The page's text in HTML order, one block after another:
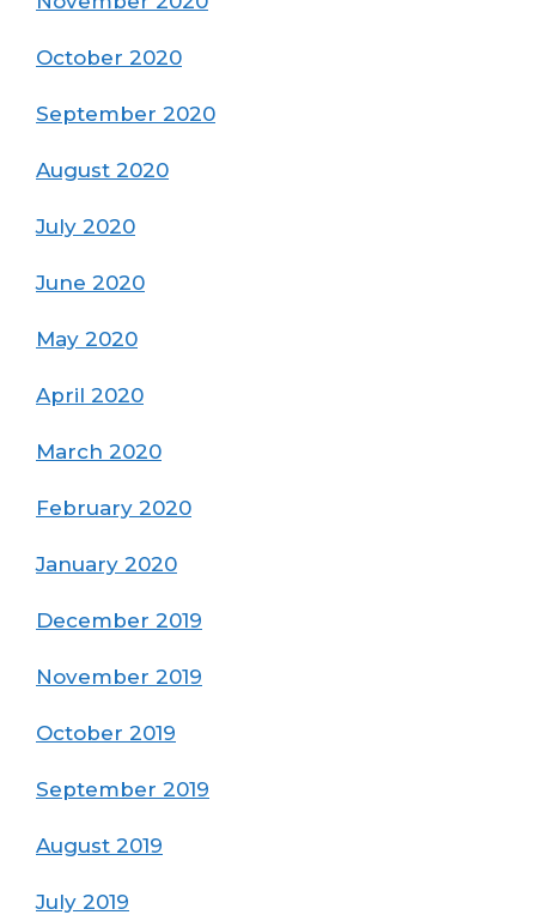
October 2020
September 2020
August 2020
July 2020
June 2020
May 2020
April 2020
March 2020
February 2020
January 2020
December 2019
November 2019
October 2019
September 2019
August 2019
July 2019